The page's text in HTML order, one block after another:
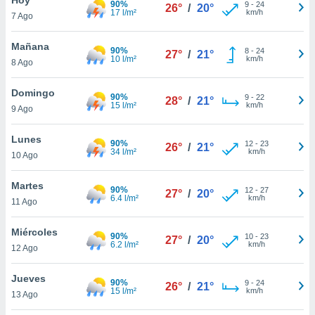
en
más
nuestra
de
cookies
aceptar
7 Ago
90%
17 l/m²
26° / 20° 9- 24
km/h
Mañana
8 Ago
90%
10 l/m²
27° / 21° 8- 24
km/h
Domingo
9 Ago
90%
15 l/m²
28° / 21° 9- 22
km/h
Lunes
10 Ago
90%
34 l/m²
26° / 21° 12- 23
km/h
Martes
11 Ago
90%
6.4 l/m²
27° / 20° 12- 27
km/h
Miércoles
12 Ago
90%
6.2 l/m²
27° / 20° 10- 23
km/h
Jueves
13 Ago
90%
15 l/m²
26° / 21° 9- 24
km/h